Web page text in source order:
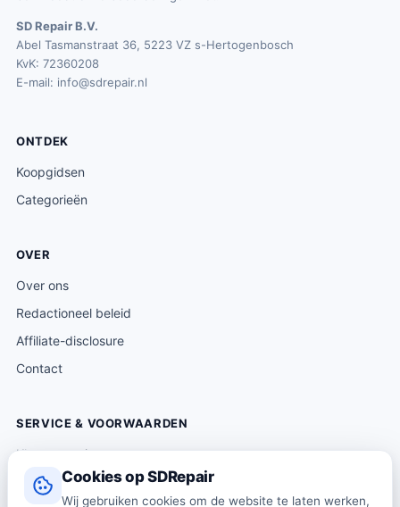
Cookies op SDRepair
Wij gebruiken cookies om de website te laten werken,
SD Repair B.V.
Abel Tasmanstraat 36, 5223 VZ s-Hertogenbosch
KvK: 72360208
E-mail: info@sdrepair.nl
ONTDEK
Koopgidsen
Categorieën
OVER
Over ons
Redactioneel beleid
Affiliate-disclosure
Contact
SERVICE & VOORWAARDEN
Klantenservice
Verzending & levering